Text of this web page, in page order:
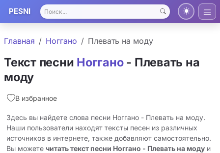
PESNI
Главная Ноггано Плевать на моду
Текст песни Ноггано- Плевать на
моду
В избранное
Здесь вы найдете слова песни Ноггано - Плевать на моду.
Наши пользователи находят тексты песен из различных
источников в интернете, также добавляют самостоятельно.
Вы можете читать текст песни Ноггано - Плевать на моду и